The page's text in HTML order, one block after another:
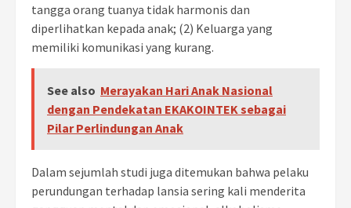
tangga orang tuanya tidak harmonis dan
diperlihatkan kepada anak; (2) Keluarga yang
memiliki komunikasi yang kurang.
See also Merayakan Hari Anak Nasional
dengan Pendekatan EKAKOINTEK sebagai
Pilar Perlindungan Anak
Dalam sejumlah studi juga ditemukan bahwa pelaku
perundungan terhadap lansia sering kali menderita